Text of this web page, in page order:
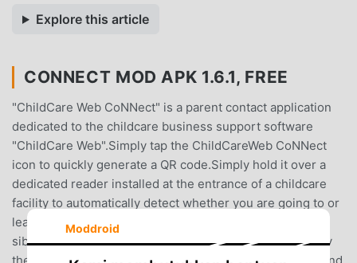
Explore this article
CONNECT MOD APK 1.6.1, FREE
"ChildCare Web CoNNect" is a parent contact application
dedicated to the childcare business support software
"ChildCare Web".Simply tap the ChildCareWeb CoNNect
icon to quickly generate a QR code.Simply hold it over a
dedicated reader installed at the entrance of a childcare
facility to automatically detect whether you are going to or
leaving the school and record the time.Even if you have
siblings, just flick the QR code screen to instantly display
Moddroid